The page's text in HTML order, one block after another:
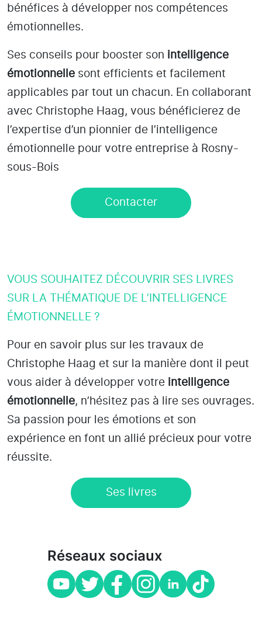
bénéfices à développer nos compétences
émotionnelles.
Ses conseils pour booster son intelligence
émotionnelle sont efficients et facilement
applicables par tout un chacun. En collaborant
avec Christophe Haag, vous bénéficierez de
l’expertise d’un pionnier de l’intelligence
émotionnelle pour votre entreprise à Rosny-
sous-Bois
Contacter
VOUS SOUHAITEZ DÉCOUVRIR SES LIVRES
SUR LA THÉMATIQUE DE L’INTELLIGENCE
ÉMOTIONNELLE ?
Pour en savoir plus sur les travaux de
Christophe Haag et sur la manière dont il peut
vous aider à développer votre intelligence
émotionnelle, n’hésitez pas à lire ses ouvrages.
Sa passion pour les émotions et son
expérience en font un allié précieux pour votre
réussite.
Ses livres
Réseaux sociaux